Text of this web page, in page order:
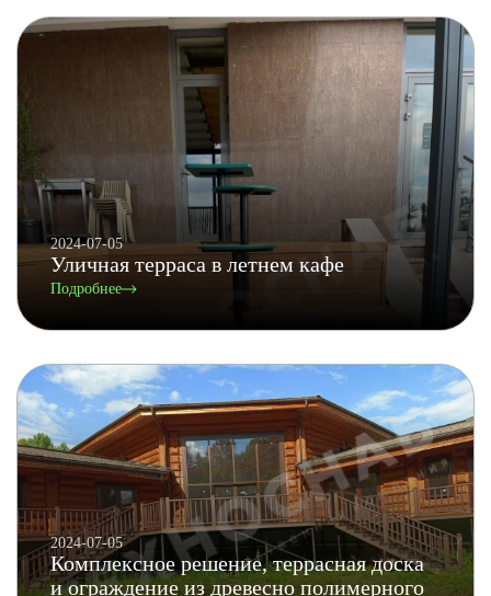
2024-07-05
Уличная терраса в летнем кафе
Подробнее
2024-07-05
Комплексное решение, террасная доска
и ограждение из древесно полимерного